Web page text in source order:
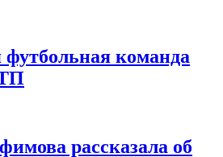
футбольная команда
рассказала об